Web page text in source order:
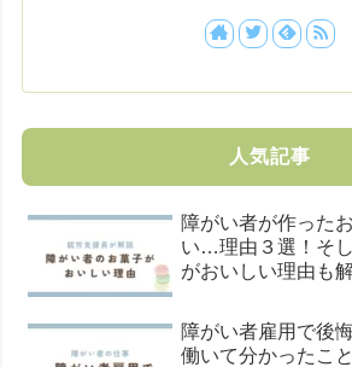
人気記事
障がい者が作った
い…理由３選！そ
がおいしい理由も解
障がい者雇用で後
働いて分かったこ